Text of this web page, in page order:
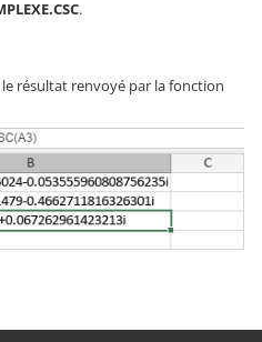
.
résultat renvoyé par la fonction